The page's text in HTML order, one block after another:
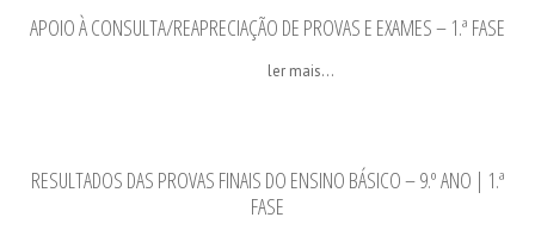
APOIO À CONSULTA/REAPRECIAÇÃO DE PROVAS E EXAMES – 1.ª FASE
ler mais...
RESULTADOS DAS PROVAS FINAIS DO ENSINO BÁSICO – 9.º ANO | 1.ª
FASE